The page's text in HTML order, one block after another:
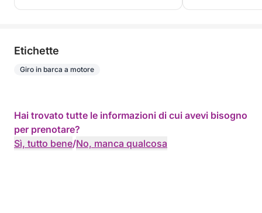
Etichette
Giro in barca a motore
Hai trovato tutte le informazioni di cui avevi bisogno
per prenotare?
Sì, tutto bene/No, manca qualcosa